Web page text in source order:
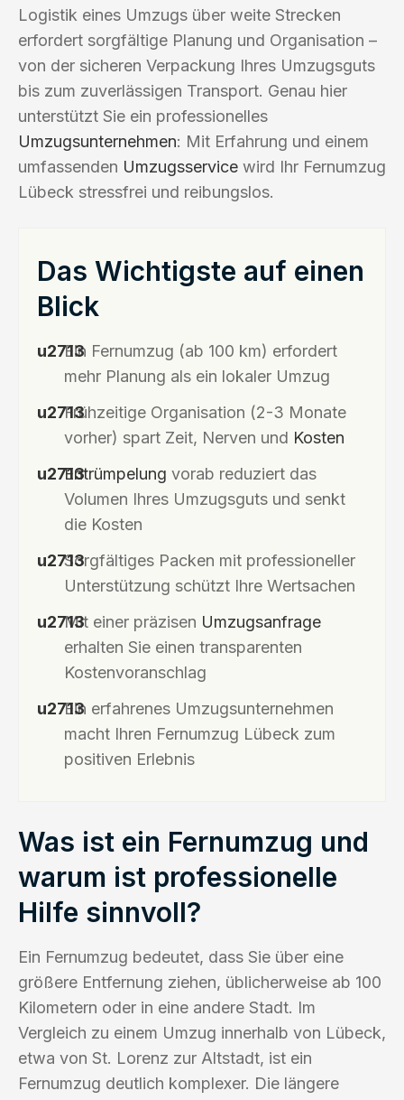
Logistik eines Umzugs über weite Strecken
erfordert sorgfältige Planung und Organisation –
von der sicheren Verpackung Ihres Umzugsguts
bis zum zuverlässigen Transport. Genau hier
unterstützt Sie ein professionelles
Umzugsunternehmen: Mit Erfahrung und einem
umfassenden Umzugsservice wird Ihr Fernumzug
Lübeck stressfrei und reibungslos.
Das Wichtigste auf einen
Blick
Ein Fernumzug (ab 100 km) erfordert
mehr Planung als ein lokaler Umzug
Frühzeitige Organisation (2-3 Monate
vorher) spart Zeit, Nerven und Kosten
Entrümpelung vorab reduziert das
Volumen Ihres Umzugsguts und senkt
die Kosten
Sorgfältiges Packen mit professioneller
Unterstützung schützt Ihre Wertsachen
Mit einer präzisen Umzugsanfrage
erhalten Sie einen transparenten
Kostenvoranschlag
Ein erfahrenes Umzugsunternehmen
macht Ihren Fernumzug Lübeck zum
positiven Erlebnis
Was ist ein Fernumzug und
warum ist professionelle
Hilfe sinnvoll?
Ein Fernumzug bedeutet, dass Sie über eine
größere Entfernung ziehen, üblicherweise ab 100
Kilometern oder in eine andere Stadt. Im
Vergleich zu einem Umzug innerhalb von Lübeck,
etwa von St. Lorenz zur Altstadt, ist ein
Fernumzug deutlich komplexer. Die längere